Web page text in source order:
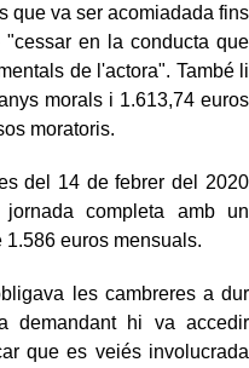
que va ser acomiadada fins
en la conducta que
de l'actora". També li
morals i 1.613,74 euros
moratoris.
del 14 de febrer del 2020
completa amb un
euros mensuals.
les cambreres a dur
demandant hi va accedir
que es veiés involucrada